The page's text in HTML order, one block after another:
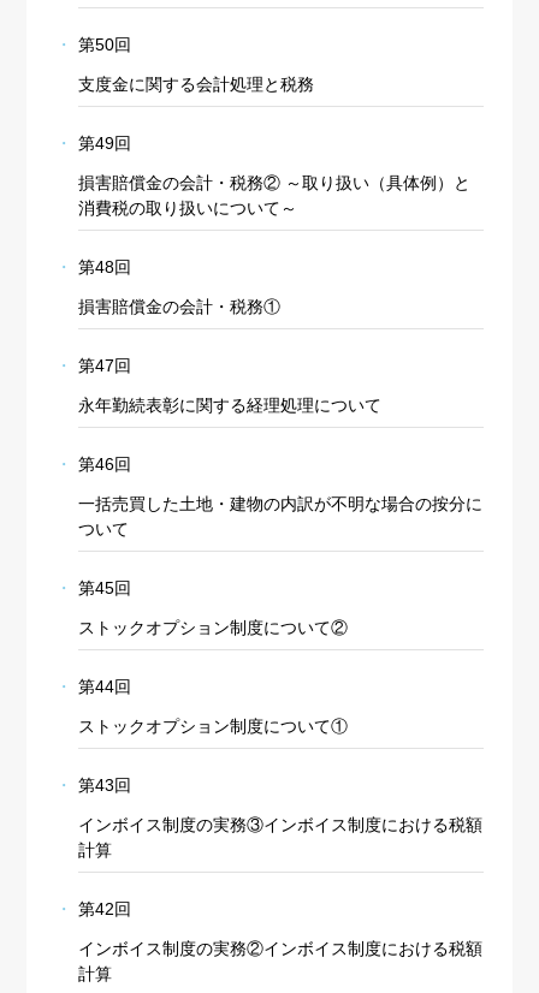
第50回
支度金に関する会計処理と税務
第49回
損害賠償金の会計・税務② ～取り扱い（具体例）と
消費税の取り扱いについて～
第48回
損害賠償金の会計・税務①
第47回
永年勤続表彰に関する経理処理について
第46回
一括売買した土地・建物の内訳が不明な場合の按分に
ついて
第45回
ストックオプション制度について②
第44回
ストックオプション制度について①
第43回
インボイス制度の実務③インボイス制度における税額
計算
第42回
インボイス制度の実務②インボイス制度における税額
計算